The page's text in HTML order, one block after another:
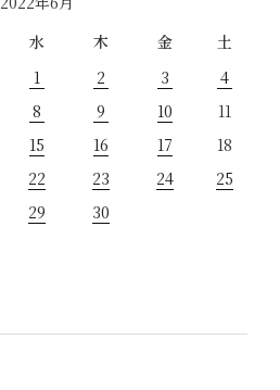
水 木 金
土
1
2 3
4
8 9 10
11
15 16 17
18
22 23 24
25
29 30